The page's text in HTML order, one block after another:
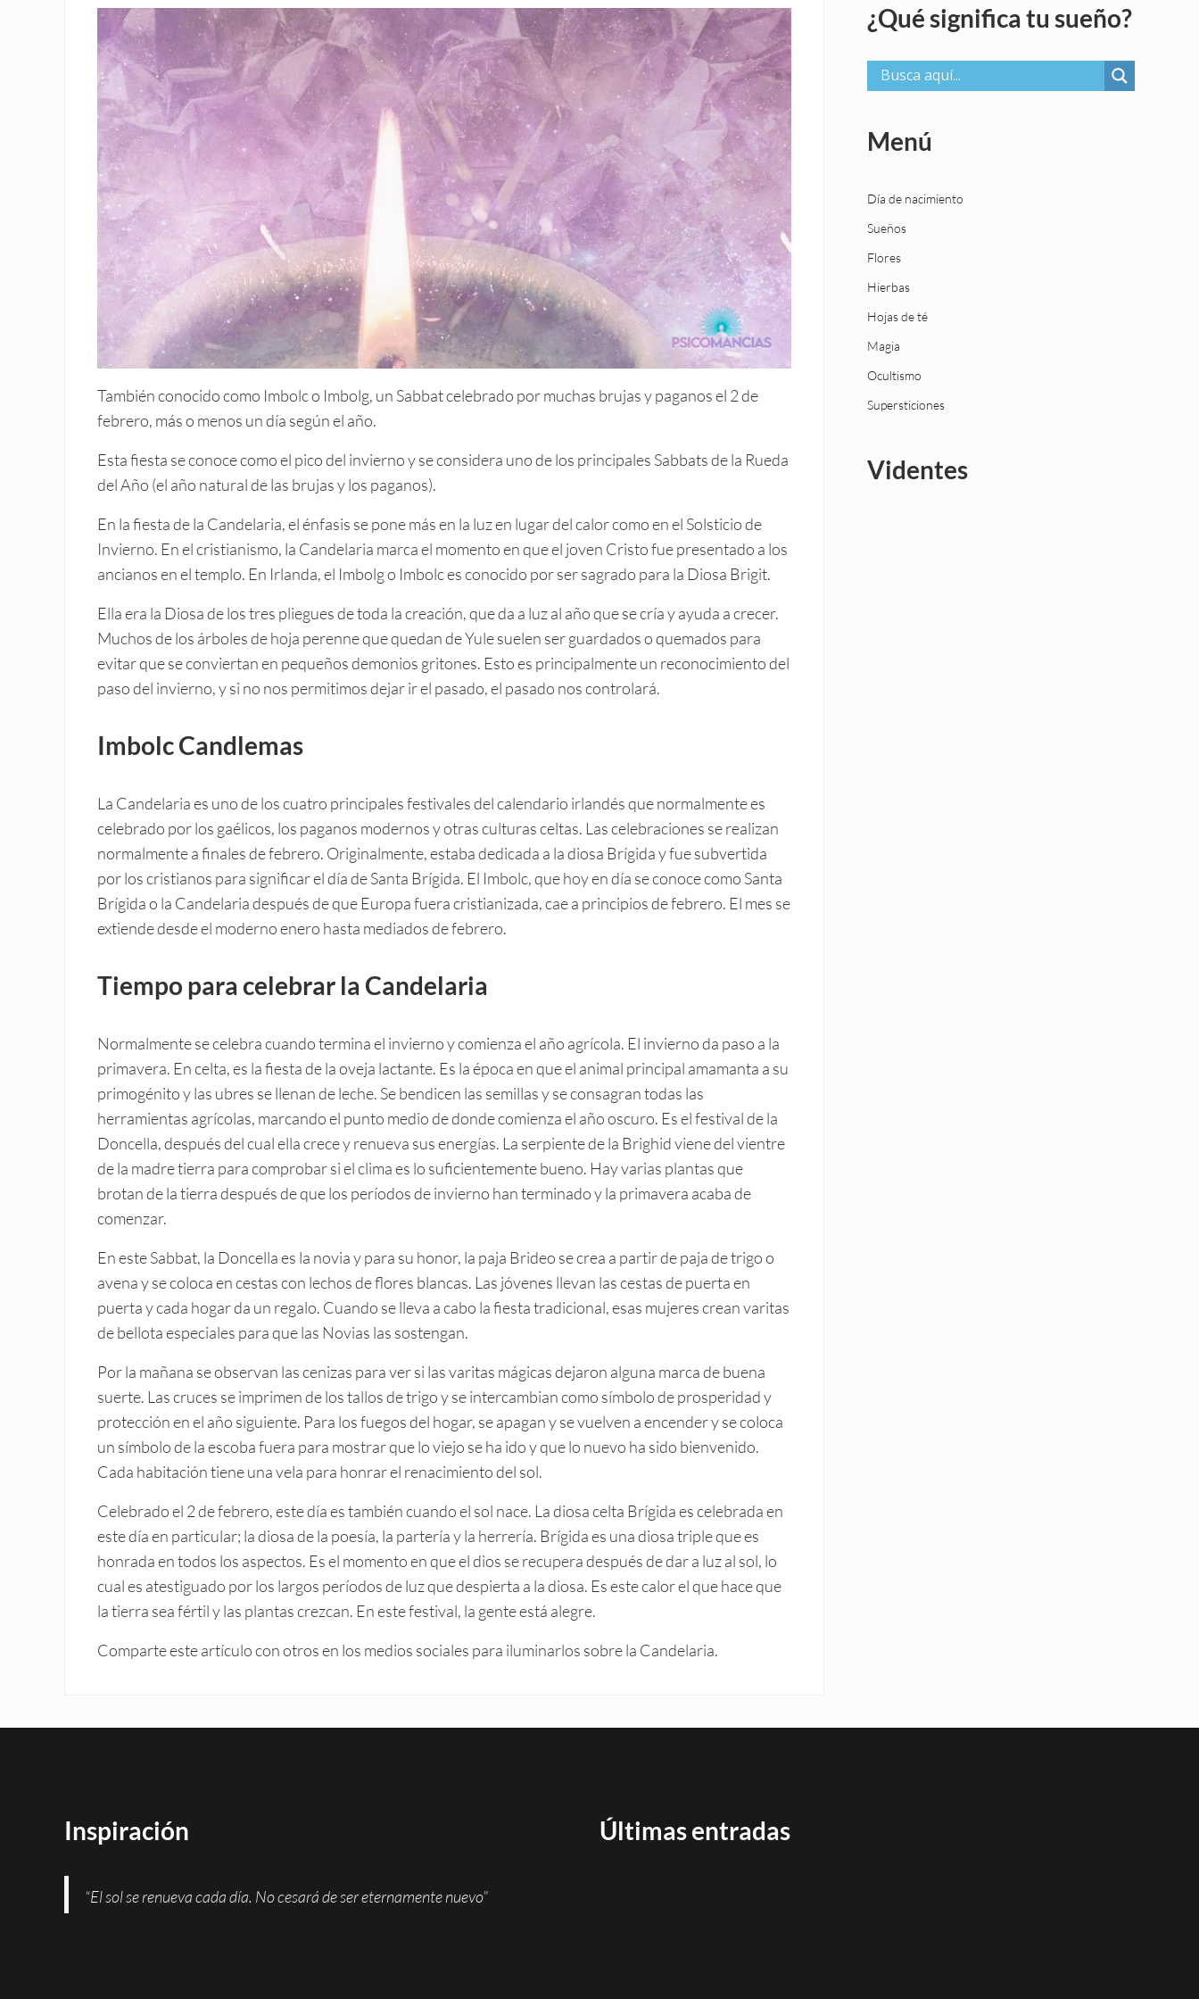
También conocido como Imbolc o Imbolg, un Sabbat celebrado por muchas brujas y paganos el 2 de
febrero, más o menos un día según el año.
Esta fiesta se conoce como el pico del invierno y se considera uno de los principales Sabbats de la Rueda
del Año (el año natural de las brujas y los paganos).
En la fiesta de la Candelaria, el énfasis se pone más en la luz en lugar del calor como en el Solsticio de
Invierno. En el cristianismo, la Candelaria marca el momento en que el joven Cristo fue presentado a los
ancianos en el templo. En Irlanda, el Imbolg o Imbolc es conocido por ser sagrado para la Diosa Brigit.
Ella era la Diosa de los tres pliegues de toda la creación, que da a luz al año que se cría y ayuda a crecer.
Muchos de los árboles de hoja perenne que quedan de Yule suelen ser guardados o quemados para
evitar que se conviertan en pequeños demonios gritones. Esto es principalmente un reconocimiento del
paso del invierno, y si no nos permitimos dejar ir el pasado, el pasado nos controlará.
Imbolc Candlemas
La Candelaria es uno de los cuatro principales festivales del calendario irlandés que normalmente es
celebrado por los gaélicos, los paganos modernos y otras culturas celtas. Las celebraciones se realizan
normalmente a finales de febrero. Originalmente, estaba dedicada a la diosa Brígida y fue subvertida
por los cristianos para significar el día de Santa Brígida. El Imbolc, que hoy en día se conoce como Santa
Brígida o la Candelaria después de que Europa fuera cristianizada, cae a principios de febrero. El mes se
extiende desde el moderno enero hasta mediados de febrero.
Tiempo para celebrar la Candelaria
Normalmente se celebra cuando termina el invierno y comienza el año agrícola. El invierno da paso a la
primavera. En celta, es la fiesta de la oveja lactante. Es la época en que el animal principal amamanta a su
primogénito y las ubres se llenan de leche. Se bendicen las semillas y se consagran todas las
herramientas agrícolas, marcando el punto medio de donde comienza el año oscuro. Es el festival de la
Doncella, después del cual ella crece y renueva sus energías. La serpiente de la Brighid viene del vientre
de la madre tierra para comprobar si el clima es lo suficientemente bueno. Hay varias plantas que
brotan de la tierra después de que los períodos de invierno han terminado y la primavera acaba de
comenzar.
En este Sabbat, la Doncella es la novia y para su honor, la paja Brideo se crea a partir de paja de trigo o
avena y se coloca en cestas con lechos de flores blancas. Las jóvenes llevan las cestas de puerta en
puerta y cada hogar da un regalo. Cuando se lleva a cabo la fiesta tradicional, esas mujeres crean varitas
de bellota especiales para que las Novias las sostengan.
Por la mañana se observan las cenizas para ver si las varitas mágicas dejaron alguna marca de buena
suerte. Las cruces se imprimen de los tallos de trigo y se intercambian como símbolo de prosperidad y
protección en el año siguiente. Para los fuegos del hogar, se apagan y se vuelven a encender y se coloca
un símbolo de la escoba fuera para mostrar que lo viejo se ha ido y que lo nuevo ha sido bienvenido.
Cada habitación tiene una vela para honrar el renacimiento del sol.
Celebrado el 2 de febrero, este día es también cuando el sol nace. La diosa celta Brígida es celebrada en
este día en particular; la diosa de la poesía, la partería y la herrería. Brígida es una diosa triple que es
honrada en todos los aspectos. Es el momento en que el dios se recupera después de dar a luz al sol, lo
cual es atestiguado por los largos períodos de luz que despierta a la diosa. Es este calor el que hace que
la tierra sea fértil y las plantas crezcan. En este festival, la gente está alegre.
Comparte este artículo con otros en los medios sociales para iluminarlos sobre la Candelaria.
¿Qué significa tu sueño?
Menú
Día de nacimiento
Sueños
Flores
Hierbas
Hojas de té
Magia
Ocultismo
Supersticiones
Videntes
Inspiración
“El sol se renueva cada día. No cesará de ser eternamente nuevo”
Últimas entradas